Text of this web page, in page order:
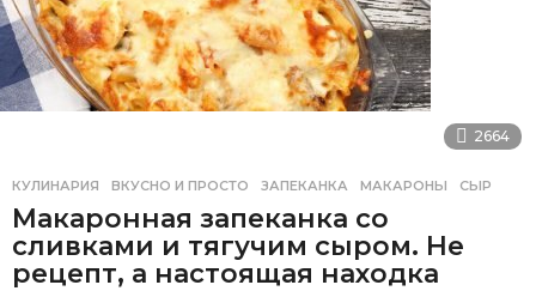
2664
КУЛИНАРИЯ ВКУСНО И ПРОСТО ,ЗАПЕКАНКА ,МАКАРОНЫ ,СЫР
Макаронная запеканка со
сливками и тягучим сыром. Не
рецепт, а настоящая находка